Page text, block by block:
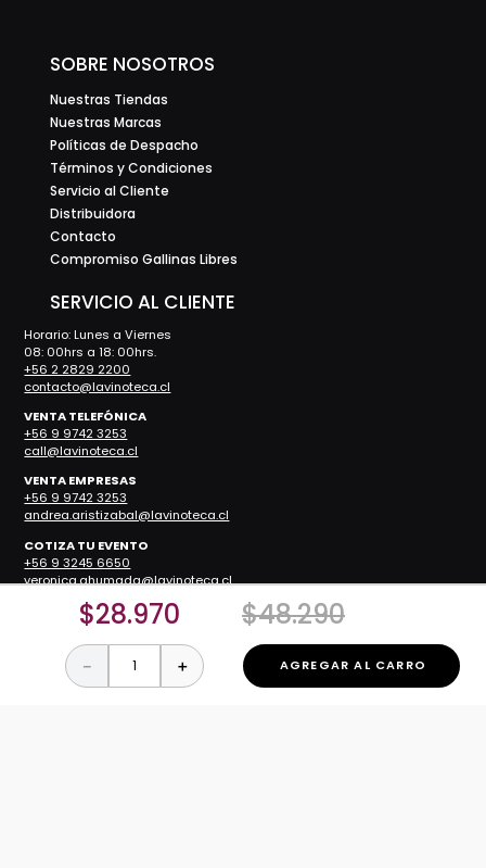
$28.970 $48.290
＋
－ AGREGAR AL CARRO
SOBRE NOSOTROS
Nuestras Tiendas
Nuestras Marcas
Políticas de Despacho
Términos y Condiciones
Servicio al Cliente
Distribuidora
Contacto
Compromiso Gallinas Libres
SERVICIO AL CLIENTE
Horario: Lunes a Viernes
08: 00hrs a 18: 00hrs.
+56 2 2829 2200
contacto@lavinoteca.cl
VENTA TELEFÓNICA
+56 9 9742 3253
call@lavinoteca.cl
VENTA EMPRESAS
+56 9 9742 3253
andrea.aristizabal@lavinoteca.cl
COTIZA TU EVENTO
+56 9 3245 6650
veronica.ahumada@lavinoteca.cl
RESTAURANTES
Reservas
Teléfono:+56 2 2829 2200